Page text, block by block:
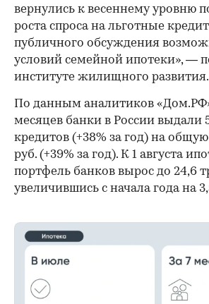
вернулись к весеннему уровню
роста спроса на льготные
публичного обсуждения
условий семейной ипотеки», —
институте жилищного развития.
По данным аналитиков
месяцев банки в России выдали
кредитов (+38% за год) на
руб. (+39% за год). К 1 августа
портфель банков вырос до 24,6
увеличившись с начала года на